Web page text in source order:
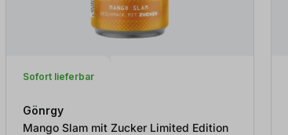
Sofort lieferbar
Gönrgy
Mango Slam mit Zucker Limited Edition